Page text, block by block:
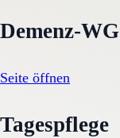
Demenz-WG
Seite öffnen
Tagespflege